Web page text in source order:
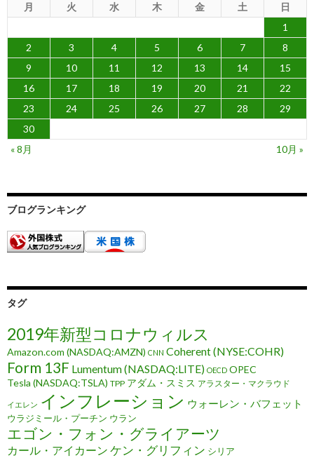
月 火 水 木 金 土
日
1
2
3 4 5 6 7
8
9
10 11 12 13 14
15
16
17 18 19 20 21
22
23
24 25 26 27 28
29
30
« 8月
10月 »
ブログランキング
タグ
2019年新型コロナウィルス
Amazon.com (NASDAQ:AMZN) CNN Coherent (NYSE:COHR)
Form 13F Lumentum (NASDAQ:LITE) OECD OPEC
Tesla (NASDAQ:TSLA) TPP アダム・スミス アラスター・マクラウド
イエレン インフレーション ウォーレン・バフェット
ウラジミール・プーチン ウラン
エゴン・フォン・グライアーツ
カール・アイカーン ケン・グリフィン シリア